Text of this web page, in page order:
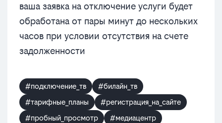
ваша заявка на отключение услуги будет
обработана от пары минут до нескольких
часов при условии отсутствия на счете
задолженности
#подключение_тв
#билайн_тв
#тарифные_планы
#регистрация_на_сайте
#пробный_просмотр
#медиацентр